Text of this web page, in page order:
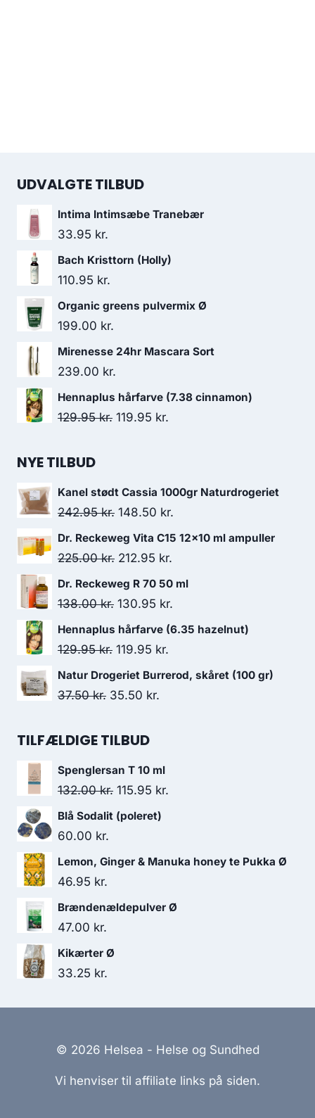
UDVALGTE TILBUD
Intima Intimsæbe Tranebær
33.95 kr.
Bach Kristtorn (Holly)
110.95 kr.
Organic greens pulvermix Ø
199.00 kr.
Mirenesse 24hr Mascara Sort
239.00 kr.
Hennaplus hårfarve (7.38 cinnamon)
129.95kr. Den
129.95 kr..
119.95 kr.
119.95 kr..
NYE TILBUD
Kanel stødt Cassia 1000gr Naturdrogeriet
242.95kr. Den
oprindelige
pris
242.95 kr..
148.50 kr.
aktuelle
Dr. Reckeweg Vita C15 12x10 ml ampuller
225.00kr. Den
oprindelige
pris
var:
225.00 kr..
212.95 kr.
aktuelle
Dr. Reckeweg R 70 50 ml
138.00kr. Den
oprindelige
pris
138.00 kr..
130.95 kr.
aktuelle
Hennaplus hårfarve (6.35 hazelnut)
129.95kr. Den
oprindelige
pris
129.95 kr..
119.95 kr.
aktuelle
Natur Drogeriet Burrerod, skåret (100 gr)
37.50kr. Den
pris
37.50 kr..
35.50 kr.
TILFÆLDIGE TILBUD
Spenglersan T 10 ml
132.00kr. Den
oprindelige
115.95 kr.
Blå Sodalit (poleret)
60.00 kr.
Lemon, Ginger & Manuka honey te Pukka Ø
46.95 kr.
Brændenældepulver Ø
47.00 kr.
Kikærter Ø
33.25 kr.
© 2026 Helsea - Helse og Sundhed
Vi henviser til affiliate links på siden.